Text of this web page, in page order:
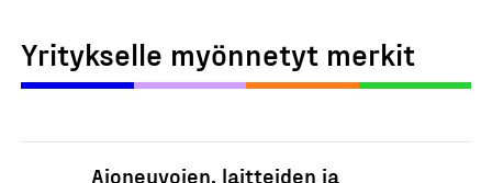
Yritykselle myönnetyt merkit
Ajoneuvojen, laitteiden ja